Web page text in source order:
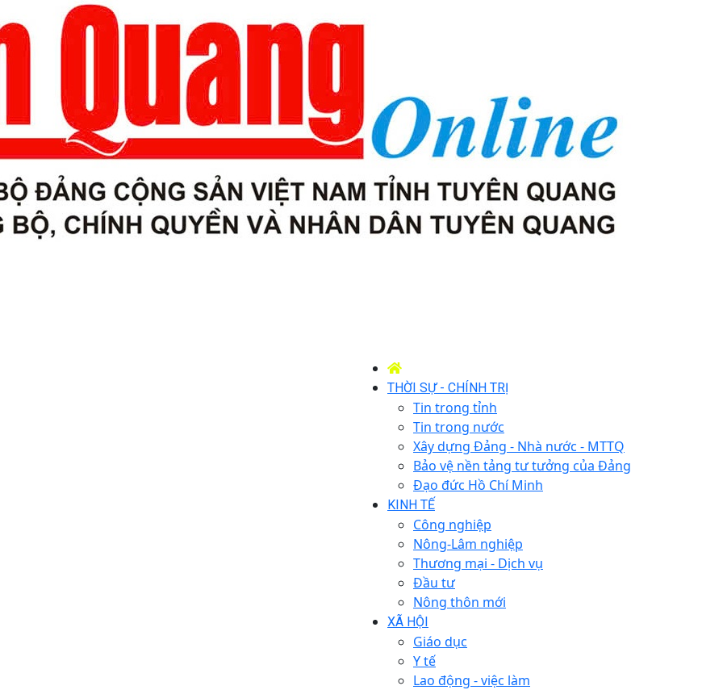
THỜI SỰ - CHÍNH TRỊ
Tin trong tỉnh
Tin trong nước
Xây dựng Đảng - Nhà nước - MTTQ
Bảo vệ nền tảng tư tưởng của Đảng
Đạo đức Hồ Chí Minh
KINH TẾ
Công nghiệp
Nông-Lâm nghiệp
Thương mại - Dịch vụ
Đầu tư
Nông thôn mới
XÃ HỘI
Giáo dục
Y tế
Lao động - việc làm